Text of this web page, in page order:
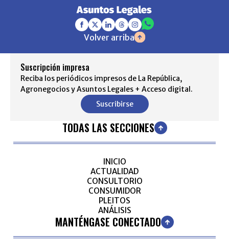
Volver arriba
Suscripción impresa
Reciba los periódicos impresos de La República,
Agronegocios y Asuntos Legales + Acceso digital.
Suscribirse
TODAS LAS SECCIONES
INICIO
ACTUALIDAD
CONSULTORIO
CONSUMIDOR
PLEITOS
ANÁLISIS
MANTÉNGASE CONECTADO